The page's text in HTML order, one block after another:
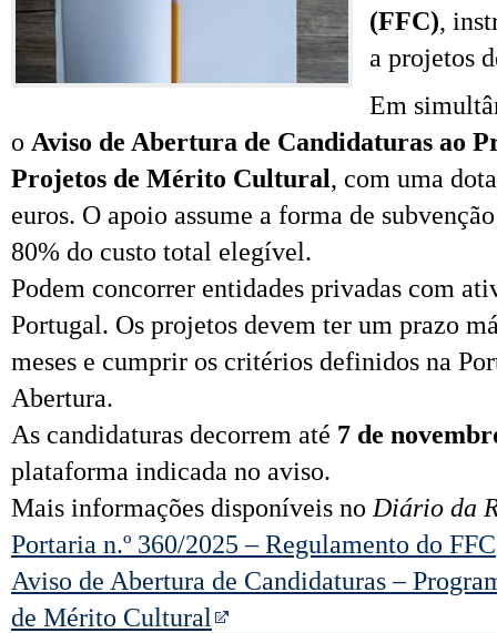
(FFC),
a projetos
Em
o Aviso de Abertura de Candidaturas ao
Projetos de Mérito Cultural, com uma
euros. O apoio assume a forma de
80% do custo total elegível.
Podem concorrer entidades privadas com
Portugal. Os projetos devem ter um prazo
meses e cumprir os critérios definidos na
Abertura.
As candidaturas decorrem até 7 de
plataforma indicada no aviso.
Mais informações disponíveis no Diário da
Portaria n.º 360/2025 – Regulamento do FFC
Aviso de Abertura de Candidaturas –
de Mérito Cultural